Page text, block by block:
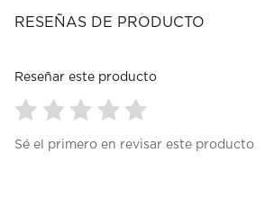
RESEÑAS DE PRODUCTO
Reseñar este producto
paraparaparaparapara
Sé el primero en revisar este producto